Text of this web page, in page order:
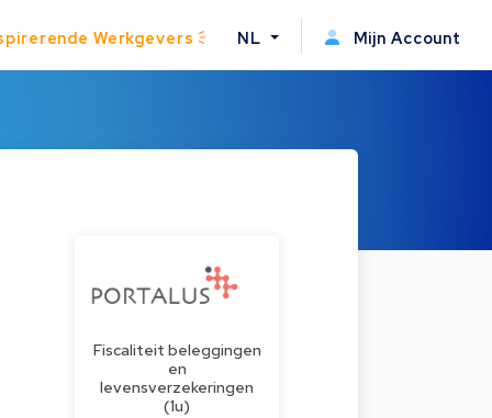
Werkgevers NL Mijn Account
Fiscaliteit beleggingen
en
levensverzekeringen
(1u)